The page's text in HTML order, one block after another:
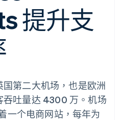
和增值
化
动化
Pipeline
步
发卡基
础设施
账流程
交易市场
支持的支付卡
置和管理服
Press
提升支
第二大机场，也是欧洲
吞吐量达 4300 万。机场
一个电商网站，每年为